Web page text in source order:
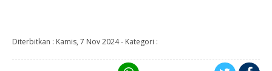
Diterbitkan : Kamis, 7 Nov 2024- Kategori :